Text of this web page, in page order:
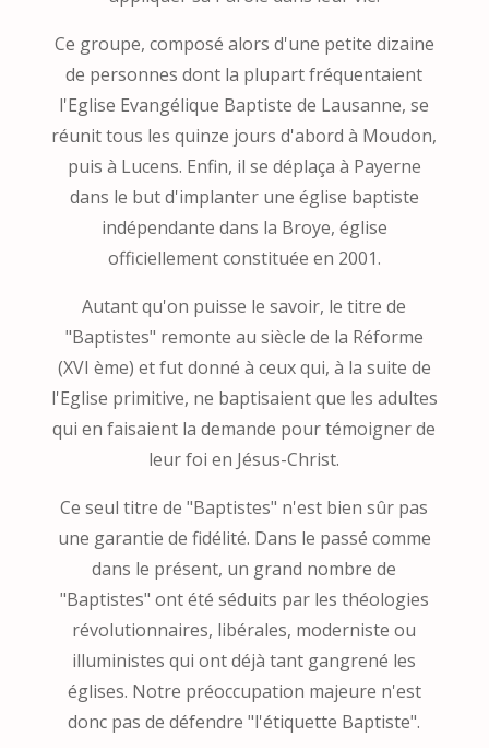
Ce groupe, composé alors d'une petite dizaine
de personnes dont la plupart fréquentaient
l'Eglise Evangélique Baptiste de Lausanne, se
réunit tous les quinze jours d'abord à Moudon,
puis à Lucens. Enfin, il se déplaça à Payerne
dans le but d'implanter une église baptiste
indépendante dans la Broye, église
officiellement constituée en 2001.
Autant qu'on puisse le savoir, le titre de
"Baptistes" remonte au siècle de la Réforme
(XVI ème) et fut donné à ceux qui, à la suite de
l'Eglise primitive, ne baptisaient que les adultes
qui en faisaient la demande pour témoigner de
leur foi en Jésus-Christ.
Ce seul titre de "Baptistes" n'est bien sûr pas
une garantie de fidélité. Dans le passé comme
dans le présent, un grand nombre de
"Baptistes" ont été séduits par les théologies
révolutionnaires, libérales, moderniste ou
illuministes qui ont déjà tant gangrené les
églises. Notre préoccupation majeure n'est
donc pas de défendre "l'étiquette Baptiste".